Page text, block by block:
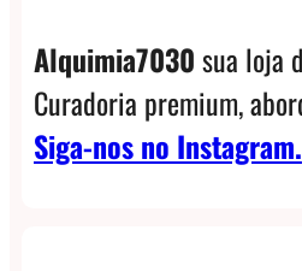
Alquimia7030sua loja
Curadoria premium,
Siga-nos no Instagram.